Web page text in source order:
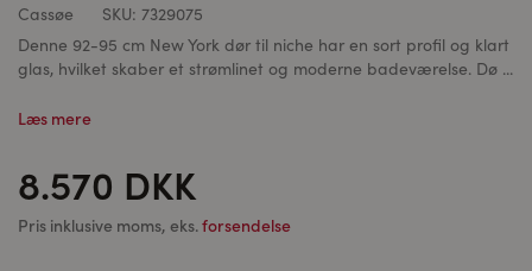
Cassøe SKU: 7329075
Denne 92-95 cm New York dør til niche har en sort profil og klart
glas, hvilket skaber et strømlinet og moderne badeværelse. Dø ...
Læs mere
8.570 DKK
Pris inklusive moms, eks.forsendelse